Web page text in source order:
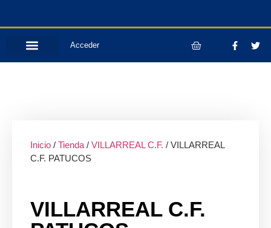
Acceder
Inicio / Tienda / VILLARREAL C.F. / VILLARREAL
C.F. PATUCOS
VILLARREAL C.F.